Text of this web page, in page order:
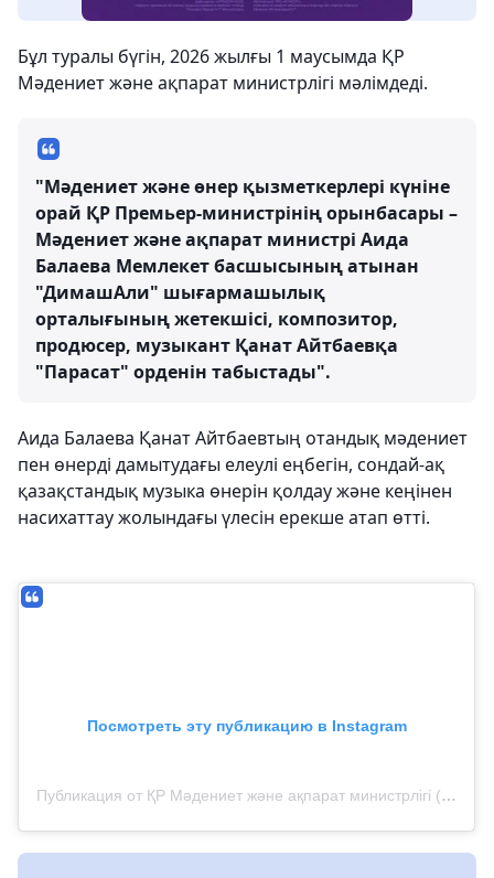
Бұл туралы бүгін, 2026 жылғы 1 маусымда ҚР
Мәдениет және ақпарат министрлігі мәлімдеді.
"Мәдениет және өнер қызметкерлері күніне
орай ҚР Премьер-министрінің орынбасары –
Мәдениет және ақпарат министрі Аида
Балаева Мемлекет басшысының атынан
"ДимашАли" шығармашылық
орталығының жетекшісі, композитор,
продюсер, музыкант Қанат Айтбаевқа
"Парасат" орденін табыстады".
Аида Балаева Қанат Айтбаевтың отандық мәдениет
пен өнерді дамытудағы елеулі еңбегін, сондай-ақ
қазақстандық музыка өнерін қолдау және кеңінен
насихаттау жолындағы үлесін ерекше атап өтті.
Посмотреть эту публикацию в Instagram
Публикация от ҚР Мәдениет және ақпарат министрлігі (@madeniet__aqparat__ministrligi)